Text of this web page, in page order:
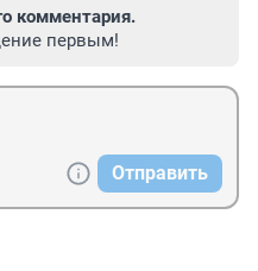
комментария.
первым!
Отправить